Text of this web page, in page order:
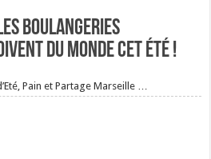
boulangeries
du monde cet été !
Pain et Partage Marseille …